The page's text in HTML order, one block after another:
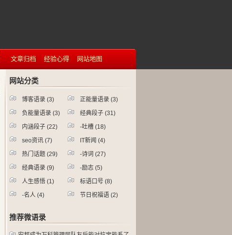
文章归档 经验心得 网站地图
网站分类
博客语录 (3) 正能量语录 (3)
负能量语录 (3) 经典段子 (31)
内涵段子 (22) -吐槽 (18)
神吐
槽
(7)
seo资讯 (7) IT新闻 (4)
热门话题 (29) -诗词 (27)
诗仙
李白(25)
经典语录 (9) -励志 (5)
励志
故事(3)
励志
电影(2)
人生感悟 (1) 标语口号 (8)
-名人 (4)
娱乐
(1)
事迹(2)
it名
节日祝福语 (2)
推荐微语录